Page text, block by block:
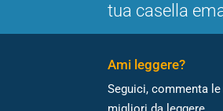
tua casella
Ami leggere?
Seguici, commenta